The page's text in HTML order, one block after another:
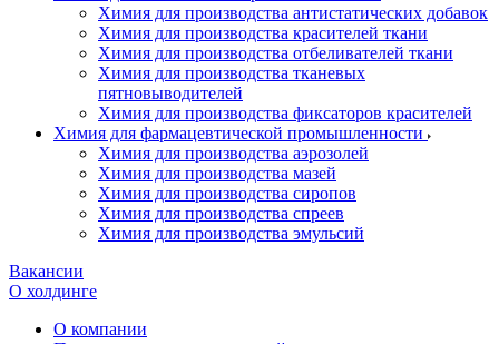
Химия для производства антистатических добавок
Химия для производства красителей ткани
Химия для производства отбеливателей ткани
Химия для производства тканевых
пятновыводителей
Химия для производства фиксаторов красителей
Химия для фармацевтической промышленности
Химия для производства аэрозолей
Химия для производства мазей
Химия для производства сиропов
Химия для производства спреев
Химия для производства эмульсий
Вакансии
О холдинге
О компании